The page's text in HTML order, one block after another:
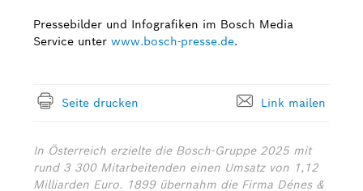
Pressebilder und Infografiken im Bosch Media
Service unter www.bosch-presse.de.
Seite drucken Link mailen
In Österreich erzielte die Bosch-Gruppe 2025 mit
rund 3 300 Mitarbeitenden einen Umsatz von 1,12
Milliarden Euro. 1899 übernahm die Firma Dénes &